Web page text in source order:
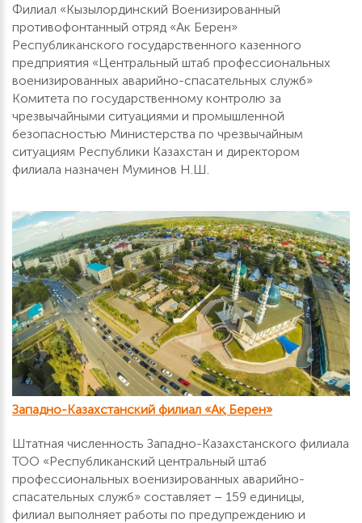
Филиал «Кызылординский Военизированный
противофонтанный отряд «Ак Берен»
Республиканского государственного казенного
предприятия «Центральный штаб профессиональных
военизированных аварийно-спасательных служб»
Комитета по государственному контролю за
чрезвычайными ситуациями и промышленной
безопасностью Министерства по чрезвычайным
ситуациям Республики Казахстан и директором
филиала назначен Муминов Н.Ш.
Западно-Казахстанский филиал «Ақ Берен»
Штатная численность Западно-Казахстанского филиала
ТОО «Республиканский центральный штаб
профессиональных военизированных аварийно-
спасательных служб» составляет – 159 единицы,
филиал выполняет работы по предупреждению и